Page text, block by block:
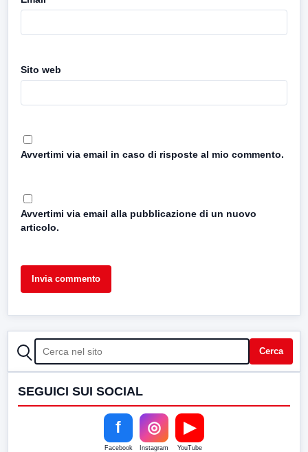
Sito web
Avvertimi via email in caso di risposte al mio commento.
Avvertimi via email alla pubblicazione di un nuovo
articolo.
CERCA Cerca
SEGUICI SUI SOCIAL
f
Facebook
◎
Instagram
▶
YouTube